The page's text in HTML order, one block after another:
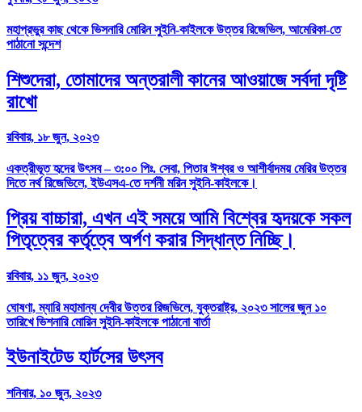
মহাপ্রভুর কাছ থেকে ভিসনারি মোরিন সুইনি-কাইলকে উত্তর রিজেভিল, আমেরিকা-তে
পাঠানো সন্দেশ
শিশুদেরা, তোমাদের অন্তরালী কানের আওয়াজে সর্বদা দৃষ্টি
রাখো
রবিবার, ১৮ জুন, ২০২৩
একত্রীভূত হৃদের উৎসব – ৩:০০ পিঃ. সেবা, পিতার ঈশ্বর ও আশীর্বাদময় মেরির উত্তর
দিতে নর্থ রিজেভিলে, ইউএসএ-তে দর্শনী মরিন সুইনি-কাইলকে।
প্রিয় বাচ্চারা, এখন এই সময়ে আমি বিশ্বের হৃদয়কে সকল
পিতৃত্বের কর্তৃত্বে অর্পণ করার সিদ্ধান্ত নিচ্ছি।
রবিবার, ১১ জুন, ২০২৩
ঘোষণা, ম্যারি মহামান্য দেবীর উত্তর রিজভিলে, যুক্তরাষ্ট্র, ২০২৩ সালের জুন ১০
তারিখে ভিশনারি মোরিন সুইনি-কাইলকে পাঠানো বার্তা
ইউনাইটেড হার্টসের উৎসব
শনিবার, ১০ জুন, ২০২৩